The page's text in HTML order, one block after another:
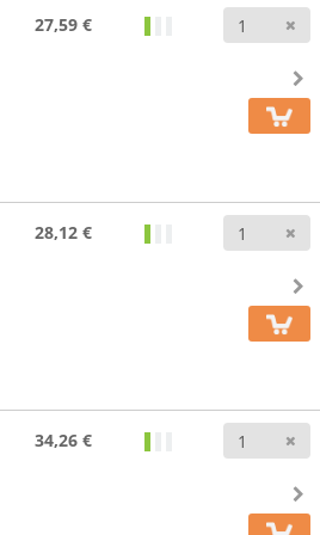
27,59 €
28,12 €
34,26 €